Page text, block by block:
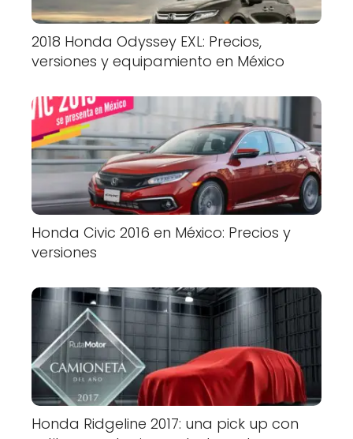
2018 Honda Odyssey EXL: Precios,
versiones y equipamiento en México
Honda Civic 2016 en México: Precios y
versiones
Honda Ridgeline 2017: una pick up con